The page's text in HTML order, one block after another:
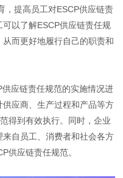
提高员工对ESCP供应链责
以了解ESCP供应链责任规
而更好地履行自己的职责和
应链责任规范的实施情况进
应商、生产过程和产品等方
得到有效执行。同时，企业
自员工、消费者和社会各方
供应链责任规范。